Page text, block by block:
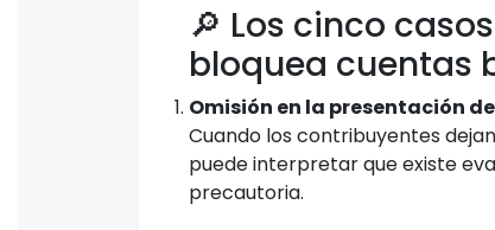
🔎 Los cinco
bloquea cuentas
Omisión en la presentación
Cuando los contribuyentes
puede interpretar que existe
precautoria.